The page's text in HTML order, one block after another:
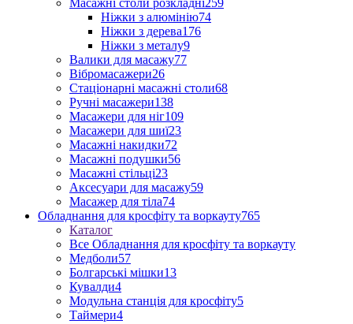
Масажні столи розкладні259
Ніжки з алюмінію74
Ніжки з дерева176
Ніжки з металу9
Валики для масажу77
Вібромасажери26
Стаціонарні масажні столи68
Ручні масажери138
Масажери для ніг109
Масажери для шиї23
Масажні накидки72
Масажні подушки56
Масажні стільці23
Аксесуари для масажу59
Масажер для тіла74
Обладнання для кросфіту та воркауту765
Каталог
Все Обладнання для кросфіту та воркауту
Медболи57
Болгарські мішки13
Кувалди4
Модульна станція для кросфіту5
Таймери4